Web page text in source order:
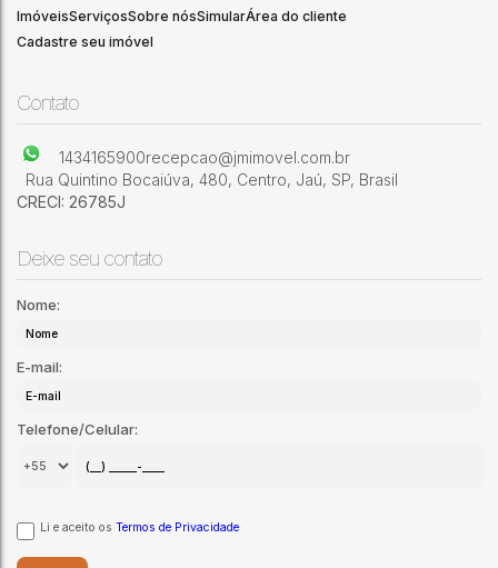
Excelente Terreno Murado com 1250m² à Venda no
espaço ao ar livre e contato com a natureza.
Parque Frei Galvão
ImóveisServiçosSobre nósSimularÁrea do cliente
Cadastre seu imóvel
Contato
1434165900recepcao@jmimovel.com.br
Rua Quintino Bocaiúva, 480, Centro, Jaú, SP, Brasil
CRECI: 26785J
Deixe seu contato
Nome:
E-mail:
Telefone/Celular:
Li e aceito os Termos de Privacidade